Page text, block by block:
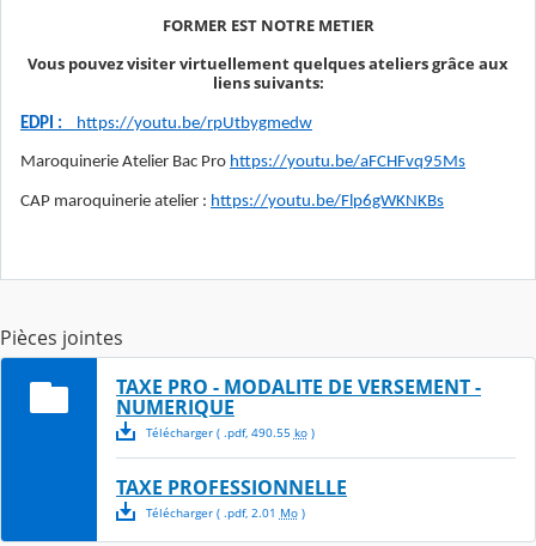
FORMER EST NOTRE METIER
Vous pouvez visiter virtuellement quelques ateliers grâce aux
liens suivants:
EDPI : https://youtu.be/rpUtbygmedw
Maroquinerie Atelier Bac Pro https://youtu.be/aFCHFvq95Ms
CAP maroquinerie atelier : https://youtu.be/Flp6gWKNKBs
Pièces jointes
TAXE PRO - MODALITE DE VERSEMENT -
NUMERIQUE
Télécharger( .pdf, 490.55 ko)
TAXE PROFESSIONNELLE
Télécharger( .pdf, 2.01 Mo)